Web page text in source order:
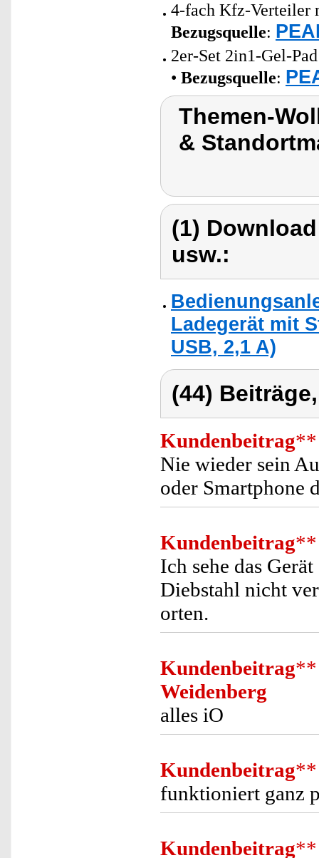
4-fach Kfz-Verteiler
Bezugsquelle:
2er-Set 2in1-Gel-
• Bezugsquelle:
Themen-
&
(1)
usw.:
Ladegerät mit
USB, 2,1 A)
(44)
Kundenbeitrag**
Nie wieder sein
oder Smartphone
Kundenbeitrag**
Ich sehe das
Diebstahl nicht
orten.
Kundenbeitrag**
Weidenberg
alles iO
Kundenbeitrag**
funktioniert ganz
Kundenbeitrag**